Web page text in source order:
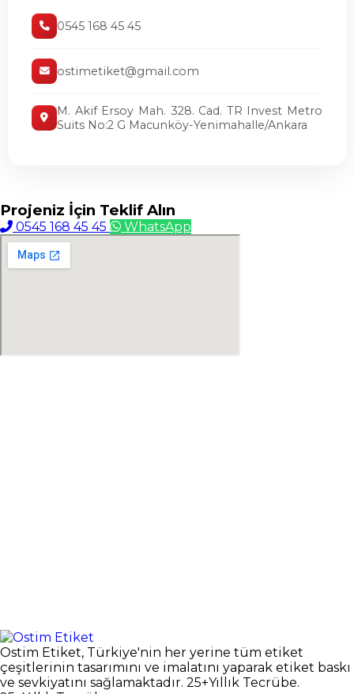
0545 168 45 45
ostimetiket@gmail.com
M. Akif Ersoy Mah. 328. Cad. TR Invest Metro
Suits No:2 G Macunköy-Yenimahalle/Ankara
Projeniz İçin Teklif Alın
0545 168 45 45 WhatsApp
Ostim Etiket, Türkiye'nin her yerine tüm etiket
çeşitlerinin tasarımını ve imalatını yaparak etiket baskı
ve sevkiyatını sağlamaktadır. 25+Yıllık Tecrübe.